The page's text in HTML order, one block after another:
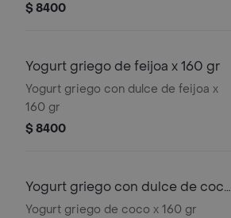
$ 8400
Yogurt griego de feijoa x 160 gr
Yogurt griego con dulce de feijoa x
160 gr
$ 8400
Yogurt griego con dulce de coco
x 160 gr
Yogurt griego de coco x 160 gr